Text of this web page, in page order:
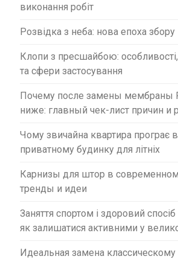
виконання робіт
Розвідка з неба: нова епоха збору
Клопи з пресшайбою:
та сфери застосування
Почему после замены мембраны
ниже: главный чек-лист причин и
Чому звичайна квартира програє
приватному будинку для літніх
Карнизы для штор в современном
тренды и идеи
Заняття спортом і здоровий
як залишатися активними у
Идеальная замена классическому